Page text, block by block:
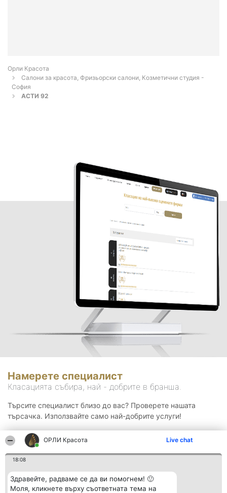
ОРЛИ Красота Live chat
18:08
Здравейте, радваме се да ви помогнем! 🙂
Моля, кликнете върху съответната тема на
Орли Красота
Салони за красота, Фризьорски салони, Козметични студия -
София
АСТИ 92
Намерете специалист
Класацията събира, най - добрите в бранша.
Търсите специалист близо до вас? Проверете нашата
търсачка. Използвайте само най-добрите услуги!